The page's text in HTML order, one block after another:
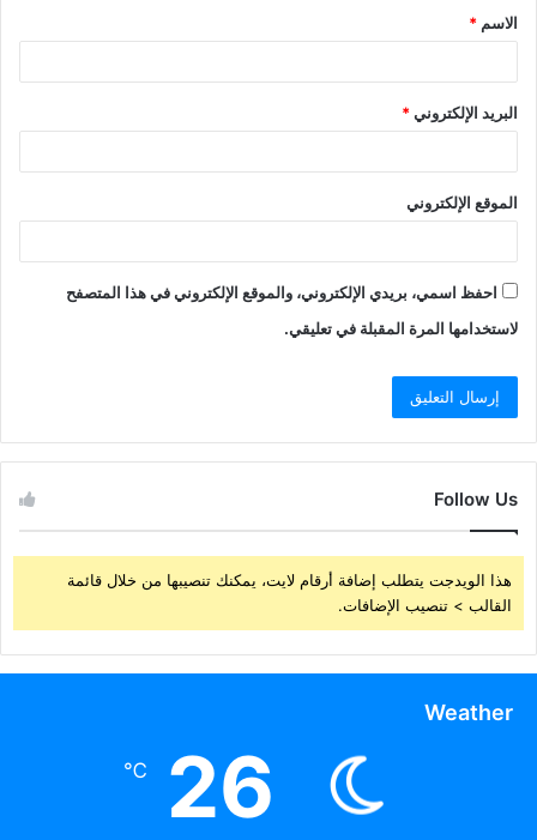
*
الاسم *
البريد الإلكتروني*
الموقع الإلكتروني
احفظ اسمي، بريدي الإلكتروني، والموقع الإلكتروني في هذا المتصفح
لاستخدامها المرة المقبلة في تعليقي.
Follow Us
هذا الويدجت يتطلب إضافة أرقام لايت، يمكنك تنصيبها من خلال قائمة
القالب > تنصيب الإضافات.
Weather
26
℃